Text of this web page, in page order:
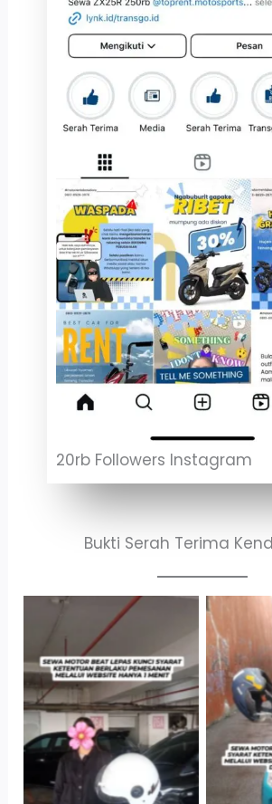
20rb Followers Instagram
Bukti Serah Terima
Cityplaza
Jatinegara Gedung
Parkir P6A